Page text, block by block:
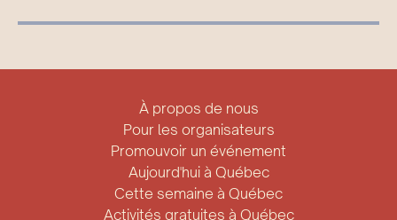
À propos de nous
Pour les organisateurs
Promouvoir un événement
Aujourd'hui à Québec
Cette semaine à Québec
Activités gratuites à Québec